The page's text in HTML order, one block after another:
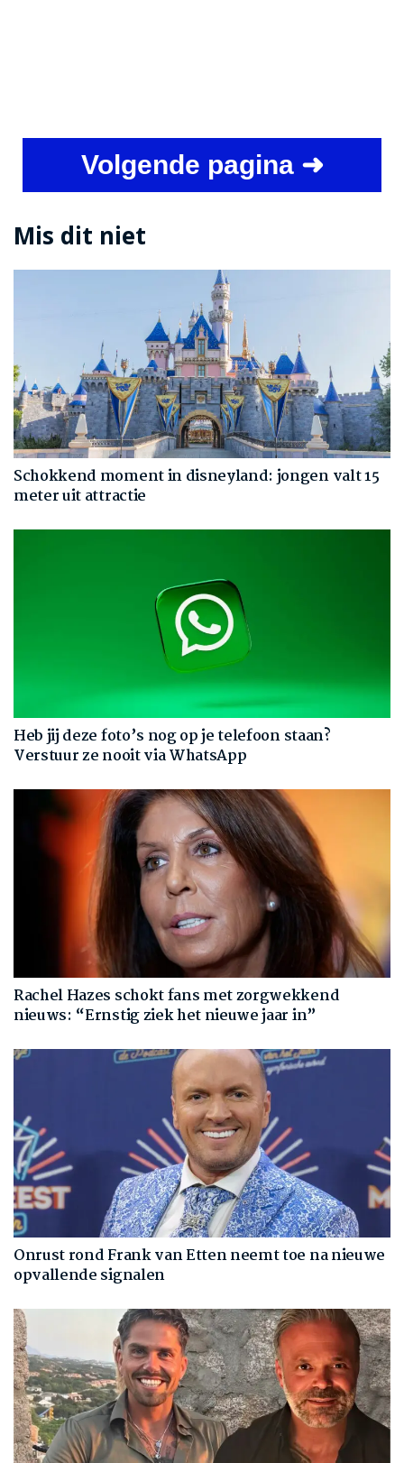
Volgende pagina ➜
Mis dit niet
Schokkend moment in disneyland: jongen valt 15
meter uit attractie
Heb jij deze foto’s nog op je telefoon staan?
Verstuur ze nooit via WhatsApp
Rachel Hazes schokt fans met zorgwekkend
nieuws: “Ernstig ziek het nieuwe jaar in”
Onrust rond Frank van Etten neemt toe na nieuwe
opvallende signalen